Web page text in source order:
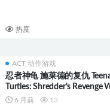
热度
ACT 动作游戏
忍者神龟 施莱德的复仇
Turtles: Shredder’s Revenge
游戏 适配系统WINDOWS
6 月前 13